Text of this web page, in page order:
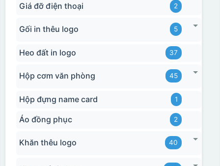
Giá đỡ điện thoại 2
Gối in thêu logo 5
Heo đất in logo 37
Hộp cơm văn phòng 45
Hộp đựng name card 1
Áo đồng phục 2
Khăn thêu logo 40